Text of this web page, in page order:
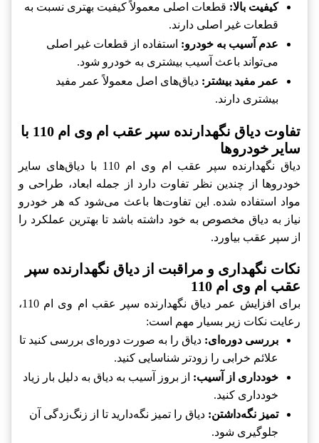
کیفیت بالا: قطعات اصلی معمولاً کیفیت بهتری نسبت به
قطعات غیر اصلی دارند.
عدم آسیب به خودرو: استفاده از قطعات غیر اصلی
می‌تواند باعث آسیب بیشتری به خودرو شود.
عمر مفید بیشتر: دیاق‌های اصل معمولاً عمر مفید
بیشتری دارند.
تفاوت دیاق نگهدارنده سپر عقب ام وی ام 110 با
سایر خودروها
دیاق نگهدارنده سپر عقب ام وی ام 110 با دیاق‌های سایر
خودروها از چندین نظر تفاوت دارد از جمله ابعاد، طراحی و
مواد استفاده شده. این تفاوت‌ها باعث می‌شود که هر خودرو
نیاز به دیاق مخصوص به خود داشته باشد تا بهترین عملکرد را
از سپر عقب بیاورد.
نکات نگهداری و مراقبت از دیاق نگهدارنده سپر
عقب ام وی ام 110
برای افزایش عمر دیاق نگهدارنده سپر عقب ام وی ام 110،
رعایت نکات زیر بسیار مهم است:
بررسی دوره‌ای: دیاق را به صورت دوره‌ای بررسی کنید تا
علائم خرابی را زودتر شناسایی کنید.
خودداری از آسیب: از بروز آسیب به دیاق به دلیل بار زیاد
خودداری کنید.
تمیز نگه‌داشتن: دیاق را تمیز نگه‌دارید تا از زنگ‌زدگی آن
جلوگیری شود.